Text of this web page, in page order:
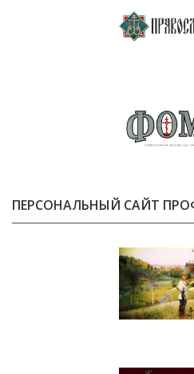
ПЕРСОНАЛЬНЫЙ САЙТ